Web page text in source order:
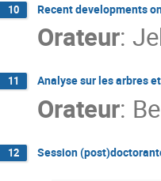
10 Recent developments
Orateur:
11 Analyse sur les arbres
Orateur:
12 Session